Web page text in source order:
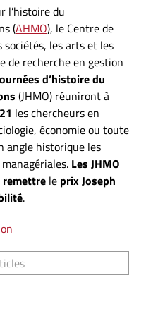
l’histoire du
(AHMO), le Centre de
sociétés, les arts et les
de recherche en gestion
d’histoire du
(JHMO) réuniront à
les chercheurs en
économie ou toute
angle historique les
Les JHMO
remettre le prix Joseph
.